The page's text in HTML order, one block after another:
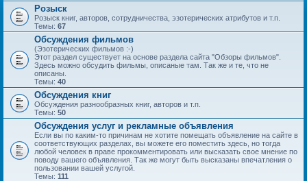
Розыск
Розыск книг, авторов, сотрудничества, эзотерических атрибутов и т.п.
Темы: 67
Обсуждения фильмов
(Эзотерических фильмов :-)
Этот раздел существует на основе раздела сайта "Обзоры фильмов".
Здесь можно обсудить фильмы, описаные там. Так же и те, что не
описаны.
Темы: 40
Обсуждения книг
Обсуждения разнообразных книг, авторов и т.п.
Темы: 50
Обсуждения услуг и рекламные объявления
Если вы по каким-то причинам не хотите помещать объявление на сайте в
соответствующих разделах, вы можете его поместить здесь, но тогда
любой человек в праве прокомментировать или высказать свое мнение по
поводу вашего объявления. Так же могут быть высказаны впечатления о
пользовании вашей услугой.
Темы: 111